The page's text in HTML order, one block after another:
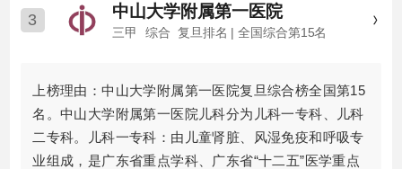
3 中山大学附属第一医院
三甲 综合 复旦排名 | 全国综合第15名
上榜理由：中山大学附属第一医院复旦综合榜全国第15
名。中山大学附属第一医院儿科分为儿科一专科、儿科
二专科。儿科一专科：由儿童肾脏、风湿免疫和呼吸专
业组成，是广东省重点学科、广东省“十二五”医学重点